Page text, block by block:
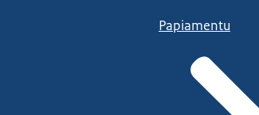
Papiamentu